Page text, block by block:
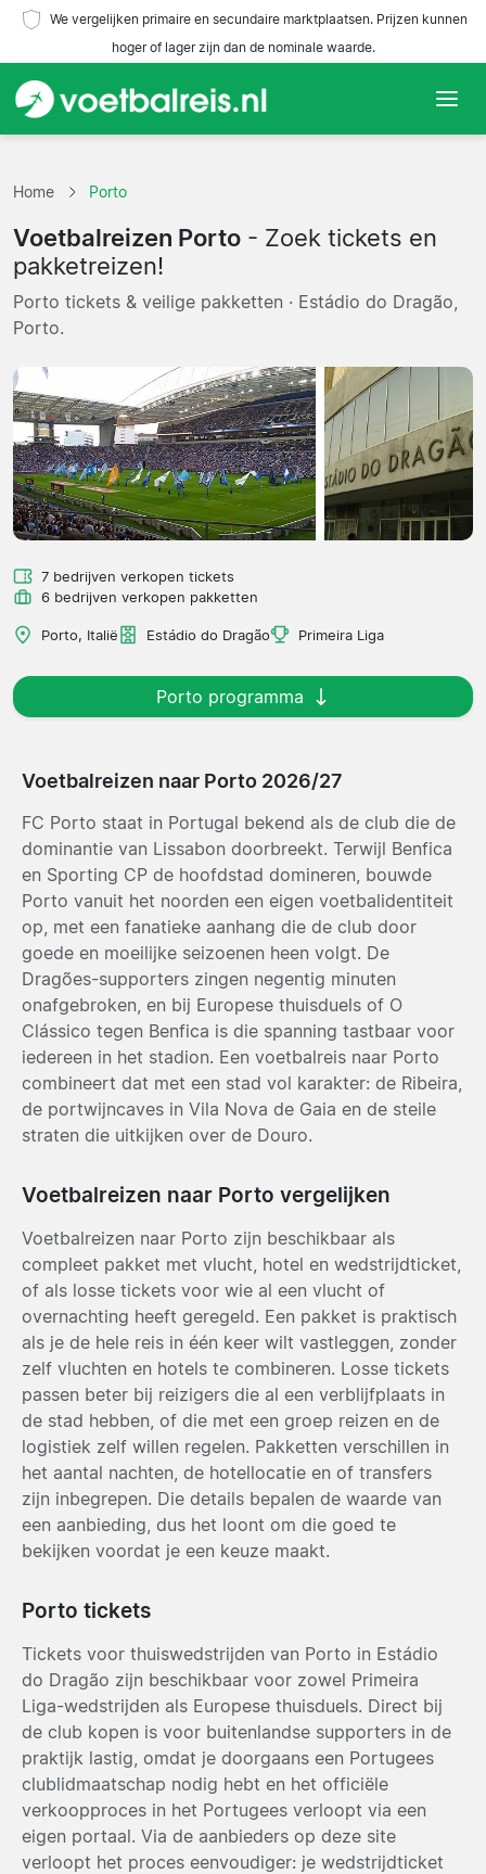
We vergelijken primaire en secundaire marktplaatsen. Prijzen kunnen
hoger of lager zijn dan de nominale waarde.
Teams
Competities
Reisorganisaties
Home Porto
Voetbalreizen Porto - Zoek tickets en
pakketreizen!
Porto tickets & veilige pakketten · Estádio do Dragão,
Porto.
7 bedrijven verkopen tickets
6 bedrijven verkopen pakketten
Porto, Italië Estádio do Dragão Primeira Liga
Porto programma
Voetbalreizen naar Porto 2026/27
FC Porto staat in Portugal bekend als de club die de
dominantie van Lissabon doorbreekt. Terwijl Benfica
en Sporting CP de hoofdstad domineren, bouwde
Porto vanuit het noorden een eigen voetbalidentiteit
op, met een fanatieke aanhang die de club door
goede en moeilijke seizoenen heen volgt. De
Dragões-supporters zingen negentig minuten
onafgebroken, en bij Europese thuisduels of O
Clássico tegen Benfica is die spanning tastbaar voor
iedereen in het stadion. Een voetbalreis naar Porto
combineert dat met een stad vol karakter: de Ribeira,
de portwijncaves in Vila Nova de Gaia en de steile
straten die uitkijken over de Douro.
Voetbalreizen naar Porto vergelijken
Voetbalreizen naar Porto zijn beschikbaar als
compleet pakket met vlucht, hotel en wedstrijdticket,
of als losse tickets voor wie al een vlucht of
overnachting heeft geregeld. Een pakket is praktisch
als je de hele reis in één keer wilt vastleggen, zonder
zelf vluchten en hotels te combineren. Losse tickets
passen beter bij reizigers die al een verblijfplaats in
de stad hebben, of die met een groep reizen en de
logistiek zelf willen regelen. Pakketten verschillen in
het aantal nachten, de hotellocatie en of transfers
zijn inbegrepen. Die details bepalen de waarde van
een aanbieding, dus het loont om die goed te
bekijken voordat je een keuze maakt.
Porto tickets
Tickets voor thuiswedstrijden van Porto in Estádio
do Dragão zijn beschikbaar voor zowel Primeira
Liga-wedstrijden als Europese thuisduels. Direct bij
de club kopen is voor buitenlandse supporters in de
praktijk lastig, omdat je doorgaans een Portugees
clublidmaatschap nodig hebt en het officiële
verkoopproces in het Portugees verloopt via een
eigen portaal. Via de aanbieders op deze site
verloopt het proces eenvoudiger: je wedstrijdticket